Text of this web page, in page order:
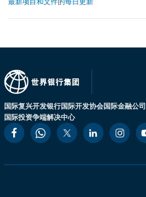
国际复兴开发银行国际开发协会国际金融公司
国际投资争端解决中心